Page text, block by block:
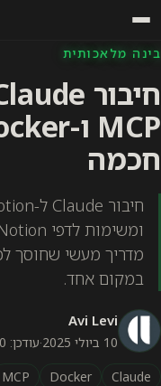
בינה מלאכותית
חכמה
מדריך מעשי שחוסך
במקום אחד.
Avi Levi
10 ביולי 2025 ·עודכן: 10 ביולי 2025
Claude
Docker
MCP